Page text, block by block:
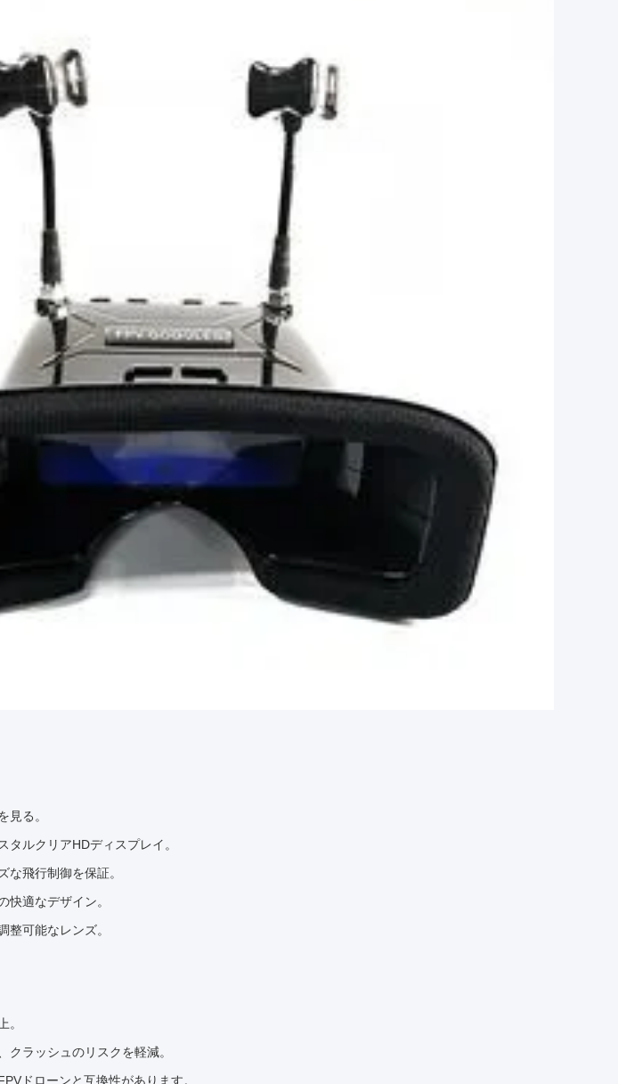
見る。
ルクリアHDディスプレイ。
な飛行制御を保証。
快適なデザイン。
整可能なレンズ。
。
クラッシュのリスクを軽減。
ドローンと互換性があります。